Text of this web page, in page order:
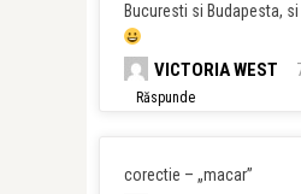
Bucuresti si Budapesta,
VICTORIA WEST
Răspunde
corectie – „macar”